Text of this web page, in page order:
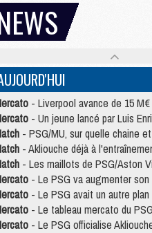
- Liverpool avance de 15
- Un jeune lancé par Luis Enrique
- PSG/MU, sur quelle chaine et à quelle
- Akliouche déjà à l'entraînement et
- Les maillots de PSG/Aston
- Le PSG va augmenter
- Le PSG avait un autre plan
- Le tableau mercato du
- Le PSG officialise Akliouche, sa